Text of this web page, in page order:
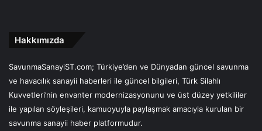
Hakkımızda
SavunmaSanayiST.com; Türkiye’den ve Dünyadan güncel savunma
ve havacılık sanayii haberleri ile güncel bilgileri, Türk Silahlı
Kuvvetleri’nin envanter modernizasyonunu ve üst düzey yetkililer
ile yapılan söyleşileri, kamuoyuyla paylaşmak amacıyla kurulan bir
savunma sanayii haber platformudur.